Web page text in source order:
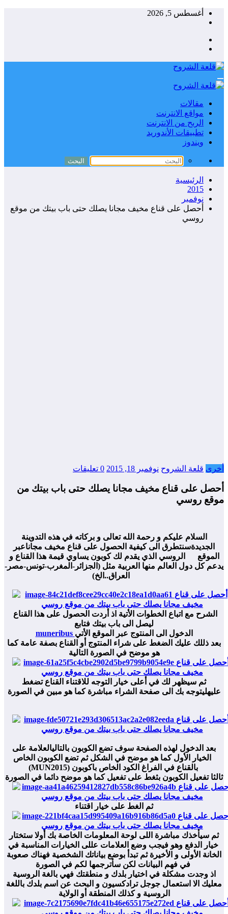
التجاوزأغسطس 5, 2026
مقالات
مواقع الانترنت
الربح من الانترنت
تطبيقات الأندوريد
ويندوز
الرئيسية
2015
نوفمبر
أحصل على قناع مخيف مجانا يصلك حتى باب بيتك من موقع
روسي
أخرى قلعة الشروح نوفمبر 18, 2015 0 تعليقات
أحصل على قناع مخيف مجانا يصلك حتى باب بيتك من
موقع روسي
السلام عليكم و رحمة الله تعالى و بركاته في هذه التدوينة
الجديدةسنتطرق الى كيفية الحصول على قناع مخيف مجاناعبر
الموقع الروسي الذي يقدم لك كوبون يساوي قيمة هذا القناع و
يدعم كل دول العالم منها العربية مثل (الجزائر-المغرب-تونس-مصر-
ليصل الى باب بيتك فتابع
muneribus
بعد ذللك عليك الضغط على شراء المنتوج أو القناع بصفة عامة كما
هو موضح في الصورة التالية
ثم سيظهر لك في أعلى خيار التوجه للاقتناء القناع تضغط
عليهليتوجه بك الى صفحة الشراء مباشرة كما هو مبين في الصورة
بعد الدخول لهذه الصفحة سوف تضع الكوبون بالتاليالعلامة على
الخيار الأول كما هو موضح في الشكل ثم تضع الكوبون الخاص
(MUN2015) بالقناع في الفراغ الكود الخاص باكوبون
ثالثا تفعيل الكوبون بثغط على تفعيل كما هو موضح دائما في الصورة
ثم الغط على خيار اقتناء
ثم سيأخذك مباشرة اللى لوحة المعلومات الخاصة بك أولا ستختار
خيار الدفع وهو فيجب وضع العلامات عللى الخيارات المناسبة في
الخانة الأولى و الأخيرة ثم تبدأ بوضع بياناتك الشخصية فهناك صعوبة
اذ وجدت مشكلة في اختيار بلدك و منطقتك فهي بالغة الروسية
معليك الا استعمال جوجل ترادكسيون و البحث عن اسم بلدك باللغة
الروسية و كذلك المنطقة أو الولاية